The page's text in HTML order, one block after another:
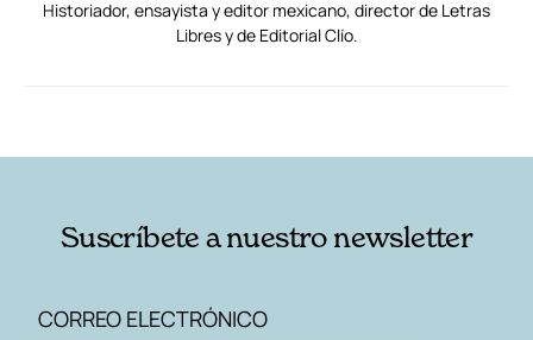
Historiador, ensayista y editor mexicano, director de Letras
Libres y de Editorial Clío.
Suscríbete a nuestro newsletter